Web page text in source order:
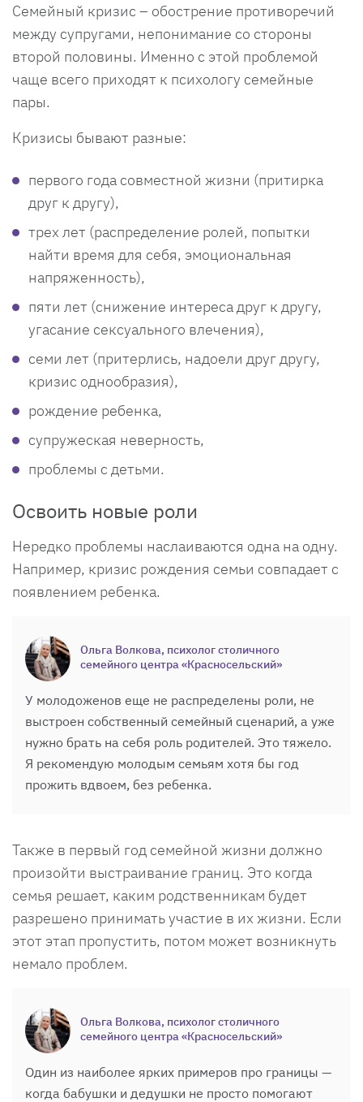
Семейный кризис – обострение противоречий
между супругами, непонимание со стороны
второй половины. Именно с этой проблемой
чаще всего приходят к психологу семейные
пары.
Кризисы бывают разные:
первого года совместной жизни (притирка
друг к другу),
трех лет (распределение ролей, попытки
найти время для себя, эмоциональная
напряженность),
пяти лет (снижение интереса друг к другу,
угасание сексуального влечения),
семи лет (притерлись, надоели друг другу,
кризис однообразия),
рождение ребенка,
супружеская неверность,
проблемы с детьми.
Освоить новые роли
Нередко проблемы наслаиваются одна на одну.
Например, кризис рождения семьи совпадает с
появлением ребенка.
Ольга Волкова, психолог столичного
семейного центра «Красносельский»
У молодоженов еще не распределены роли, не
выстроен собственный семейный сценарий, а уже
нужно брать на себя роль родителей. Это тяжело.
Я рекомендую молодым семьям хотя бы год
прожить вдвоем, без ребенка.
Также в первый год семейной жизни должно
произойти выстраивание границ. Это когда
семья решает, каким родственникам будет
разрешено принимать участие в их жизни. Если
этот этап пропустить, потом может возникнуть
немало проблем.
Ольга Волкова, психолог столичного
семейного центра «Красносельский»
Один из наиболее ярких примеров про границы —
когда бабушки и дедушки не просто помогают